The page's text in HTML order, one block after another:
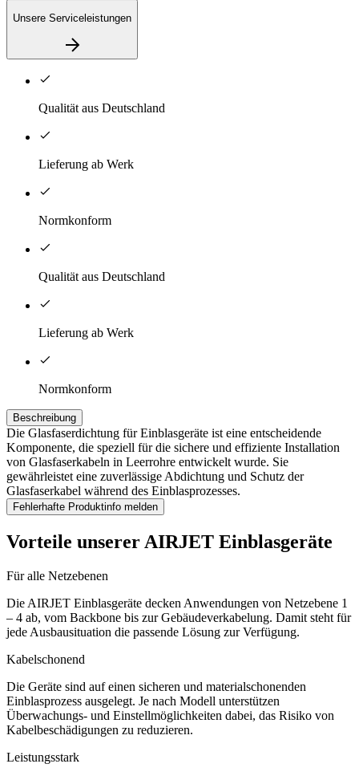
Unsere Serviceleistungen
Qualität aus Deutschland
Lieferung ab Werk
Normkonform
Qualität aus Deutschland
Lieferung ab Werk
Normkonform
Beschreibung
Die Glasfaserdichtung für Einblasgeräte ist eine entscheidende
Komponente, die speziell für die sichere und effiziente Installation
von Glasfaserkabeln in Leerrohre entwickelt wurde. Sie
gewährleistet eine zuverlässige Abdichtung und Schutz der
Glasfaserkabel während des Einblasprozesses.
Fehlerhafte Produktinfo melden
Vorteile unserer AIRJET Einblasgeräte
Für alle Netzebenen
Die AIRJET Einblasgeräte decken Anwendungen von Netzebene 1
– 4 ab, vom Backbone bis zur Gebäudeverkabelung. Damit steht für
jede Ausbausituation die passende Lösung zur Verfügung.
Kabelschonend
Die Geräte sind auf einen sicheren und materialschonenden
Einblasprozess ausgelegt. Je nach Modell unterstützen
Überwachungs- und Einstellmöglichkeiten dabei, das Risiko von
Kabelbeschädigungen zu reduzieren.
Leistungsstark